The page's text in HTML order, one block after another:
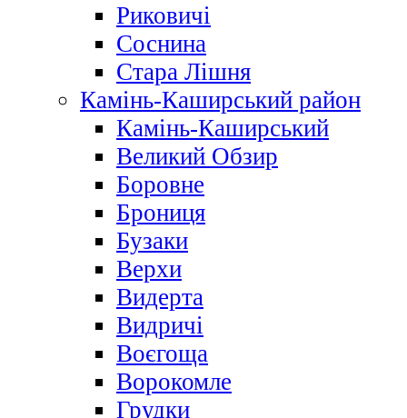
Риковичі
Соснина
Стара Лішня
Камінь-Каширський район
Камінь-Каширський
Великий Обзир
Боровне
Брониця
Бузаки
Верхи
Видерта
Видричі
Воєгоща
Ворокомле
Грудки